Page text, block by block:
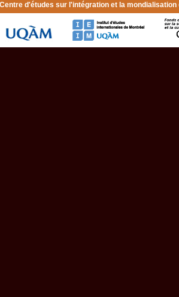
Centre d'études sur l'intégration et la mondialisation